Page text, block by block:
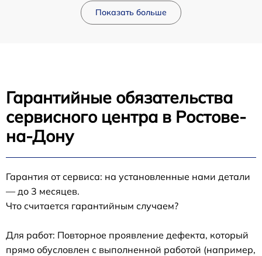
Показать больше
Гарантийные обязательства
сервисного центра в Ростове-
на-Дону
Гарантия от сервиса: на установленные нами детали
— до 3 месяцев.
Что считается гарантийным случаем?
Для работ: Повторное проявление дефекта, который
прямо обусловлен с выполненной работой (например,